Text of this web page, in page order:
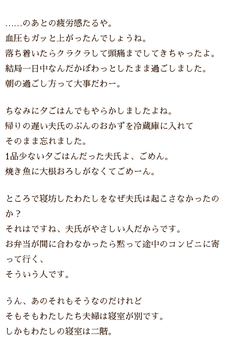
……のあとの疲労感たるや。
血圧もガッと上がったんでしょうね。
落ち着いたらクラクラして頭痛までしてきちゃったよ。
結局一日中なんだかぼわっとしたまま過ごしました。
朝の過ごし方って大事だわー。
ちなみに夕ごはんでもやらかしましたよね。
帰りの遅い夫氏のぶんのおかずを冷蔵庫に入れて
そのまま忘れました。
1品少ない夕ごはんだった夫氏よ、ごめん。
焼き魚に大根おろしがなくてごめーん。
ところで寝坊したわたしをなぜ夫氏は起こさなかったの
か？
それはですね、夫氏がやさしい人だからです。
お弁当が間に合わなかったら黙って途中のコンビニに寄
って行く、
そういう人です。
うん、あのそれもそうなのだけれど
そもそもわたしたち夫婦は寝室が別です。
しかもわたしの寝室は二階。